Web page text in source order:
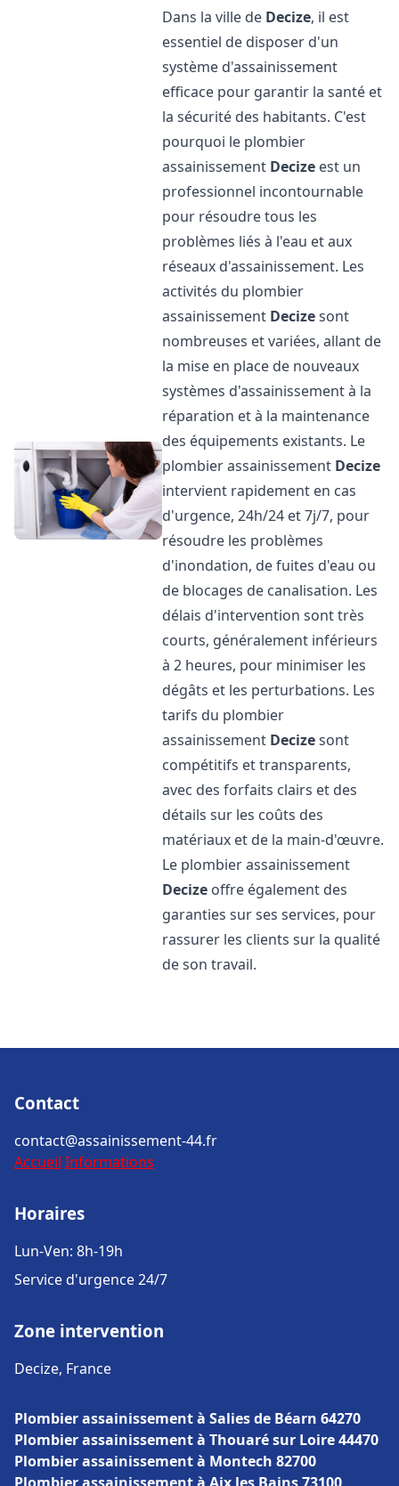
Dans la ville de Decize, il est
essentiel de disposer d'un
système d'assainissement
efficace pour garantir la santé et
la sécurité des habitants. C'est
pourquoi le plombier
assainissement Decize est un
professionnel incontournable
pour résoudre tous les
problèmes liés à l'eau et aux
réseaux d'assainissement. Les
activités du plombier
assainissement Decizesont
nombreuses et variées, allant de
la mise en place de nouveaux
systèmes d'assainissement à la
réparation et à la maintenance
des équipements existants. Le
plombier assainissement Decize
intervient rapidement en cas
d'urgence, 24h/24 et 7j/7, pour
résoudre les problèmes
d'inondation, de fuites d'eau ou
de blocages de canalisation. Les
délais d'intervention sont très
courts, généralement inférieurs
à 2 heures, pour minimiser les
dégâts et les perturbations. Les
tarifs du plombier
assainissement Decizesont
compétitifs et transparents,
avec des forfaits clairs et des
détails sur les coûts des
matériaux et de la main-d'œuvre.
Le plombier assainissement
Decize offre également des
garanties sur ses services, pour
rassurer les clients sur la qualité
de son travail.
Contact
contact@assainissement-44.fr
Accueil Informations
Horaires
Lun-Ven: 8h-19h
Service d'urgence 24/7
Zone intervention
Decize, France
Plombier assainissement à Salies de Béarn 64270
Plombier assainissement à Thouaré sur Loire 44470
Plombier assainissement à Montech 82700